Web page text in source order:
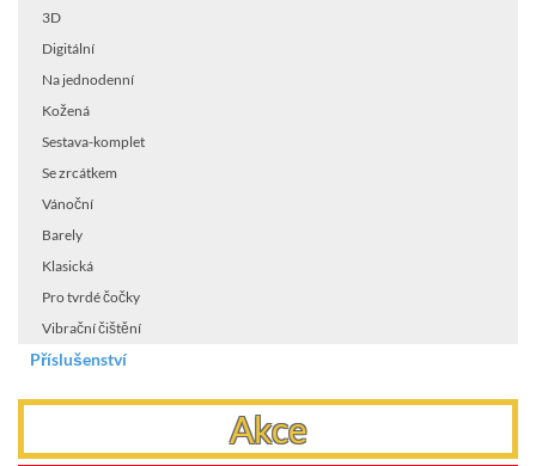
3D
Digitální
Na jednodenní
Kožená
Sestava-komplet
Se zrcátkem
Vánoční
Barely
Klasická
Pro tvrdé čočky
Vibrační čištění
Příslušenství
Akce